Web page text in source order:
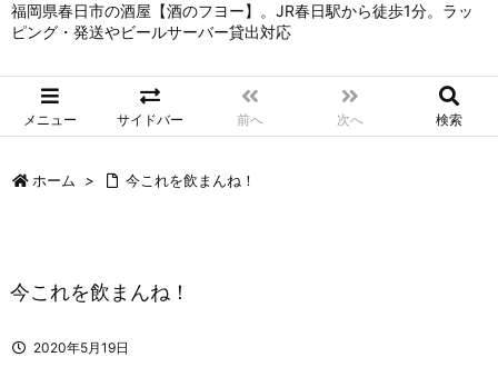
福岡県春日市の酒屋【酒のフヨー】。JR春日駅から徒歩1分。ラッ
ピング・発送やビールサーバー貸出対応
メニュー サイドバー 前へ 次へ 検索
ホーム > 今これを飲まんね！
今これを飲まんね！
2020年5月19日